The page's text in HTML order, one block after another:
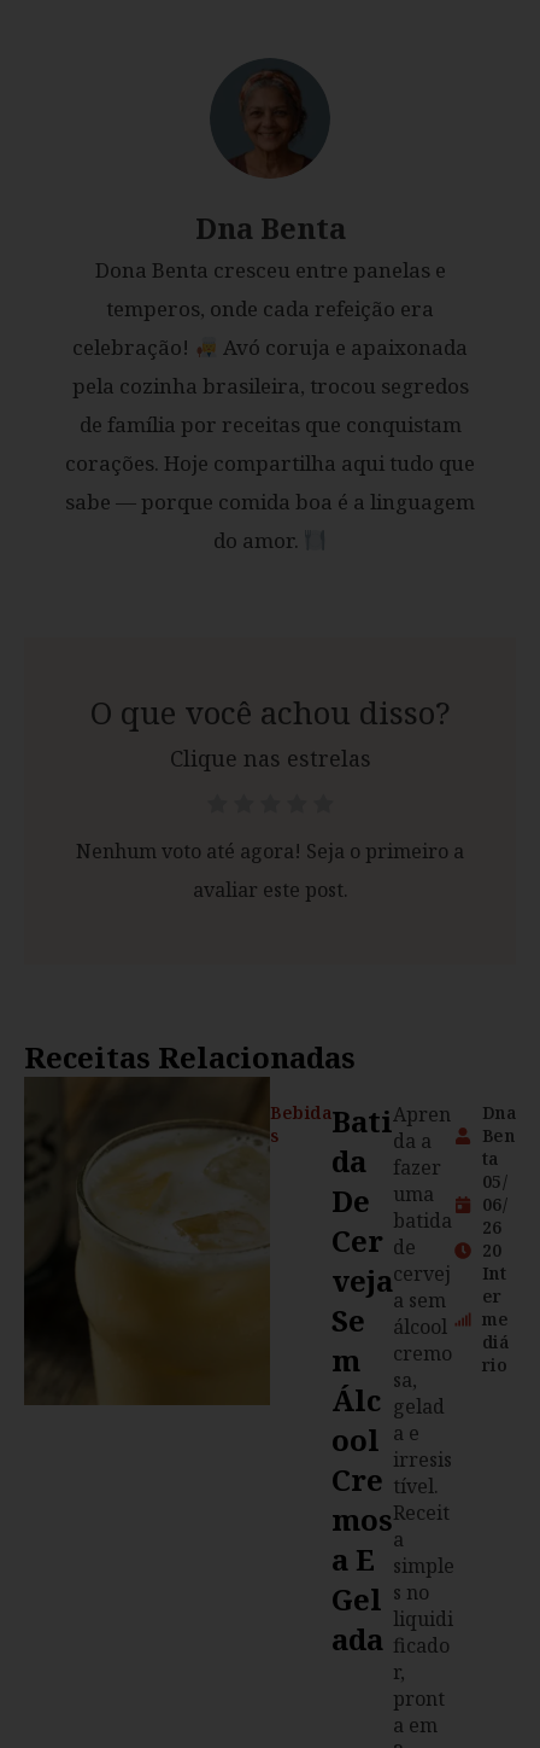
Dna Benta
Dona Benta cresceu entre panelas e
temperos, onde cada refeição era
celebração!
Avó coruja e apaixonada
pela cozinha brasileira, trocou segredos
de família por receitas que conquistam
corações. Hoje compartilha aqui tudo que
sabe — porque comida boa é a linguagem
do amor.
O que você achou disso?
Clique nas estrelas
Nenhum voto até agora! Seja o primeiro a
avaliar este post.
Receitas Relacionadas
Bebida
s
Bati
Da
De
Cer
Veja
Se
M
Álc
Ool
Cre
Mos
A E
Gel
Ada
Apren
da a
fazer
uma
batida
de
cervej
a sem
álcool
cremo
sa,
gelad
a e
irresis
tível.
Receit
a
simple
s no
liquidi
ficado
r,
pront
a em
Dna
Ben
ta
05/
06/
26
20
Int
er
me
diá
rio